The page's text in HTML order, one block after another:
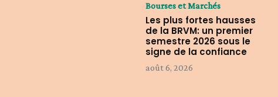
Bourses et Marchés
Les plus fortes hausses
de la BRVM: un premier
semestre 2026 sous le
signe de la confiance
août 6, 2026